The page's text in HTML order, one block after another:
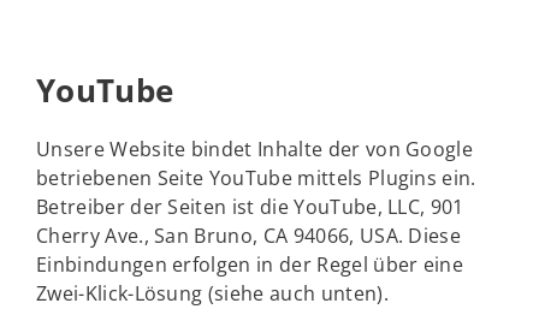
YouTube
Unsere Website bindet Inhalte der von Google
betriebenen Seite YouTube mittels Plugins ein.
Betreiber der Seiten ist die YouTube, LLC, 901
Cherry Ave., San Bruno, CA 94066, USA. Diese
Einbindungen erfolgen in der Regel über eine
Zwei-Klick-Lösung (siehe auch unten).